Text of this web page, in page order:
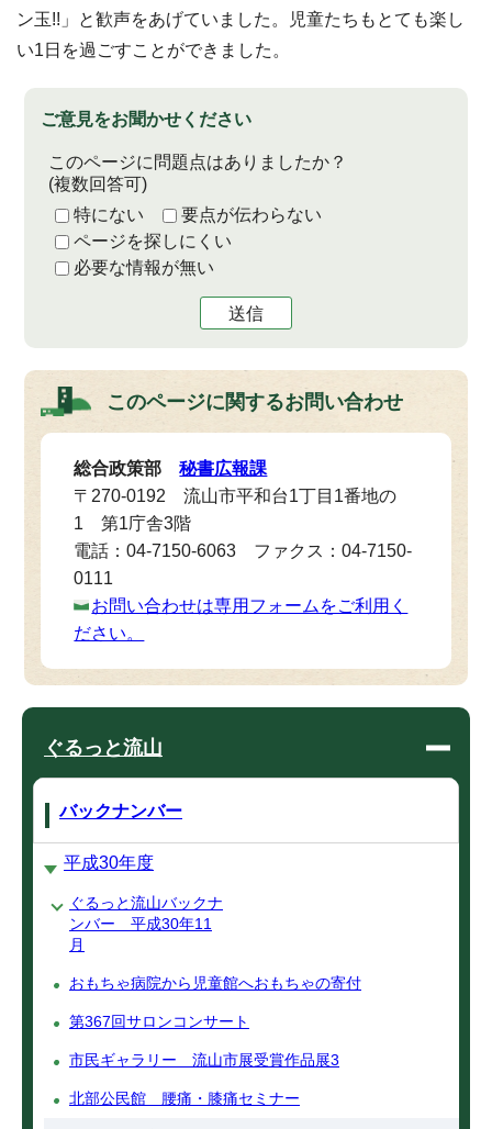
ン玉!!」と歓声をあげていました。児童たちもとても楽し
い1日を過ごすことができました。
ご意見をお聞かせください
このページに問題点はありましたか？
(複数回答可)
特にない
要点が伝わらない
ページを探しにくい
必要な情報が無い
送信
このページに関するお問い合わせ
総合政策部秘書広報課
〒270-0192 流山市平和台1丁目1番地の
1 第1庁舎3階
電話：04-7150-6063 ファクス：04-7150-
0111
お問い合わせは専用フォームをご利用く
ださい。
ぐるっと流山
バックナンバー
平成30年度
ぐるっと流山バックナ
ンバー 平成30年11
月
おもちゃ病院から児童館へおもちゃの寄付
第367回サロンコンサート
市民ギャラリー 流山市展受賞作品展3
北部公民館 腰痛・膝痛セミナー